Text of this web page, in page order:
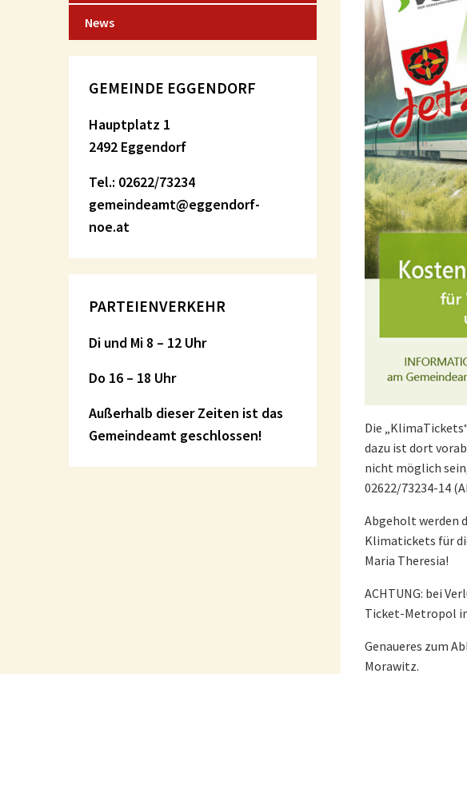
News
GEMEINDE EGGENDORF
Hauptplatz 1
2492 Eggendorf
Tel.: 02622/73234
gemeindeamt@eggendorf-
noe.at
PARTEIENVERKEHR
Di und Mi 8 – 12 Uhr
Do 16 – 18 Uhr
Außerhalb dieser Zeiten ist das
Gemeindeamt geschlossen!
Die
dazu ist dort
nicht möglich
02622/73234-14
Abgeholt werden
Klimatickets für
Maria Theresia!
ACHTUNG: bei
Ticket-Metropol
Genaueres zum
Morawitz.